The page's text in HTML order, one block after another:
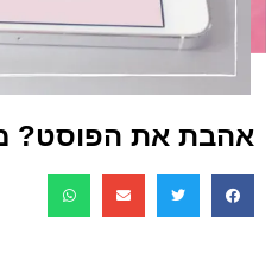
אהבת את הפוסט?